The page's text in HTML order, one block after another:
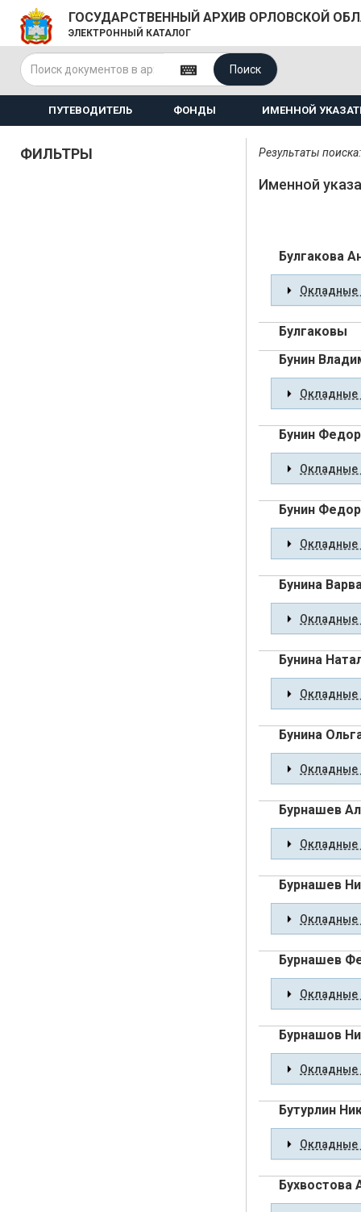
ГОСУДАРСТВЕННЫЙ АРХИВ ОРЛОВСКОЙ
ЭЛЕКТРОННЫЙ КАТАЛОГ
Поиск
ПУТЕВОДИТЕЛЬ ФОНДЫ ИМЕННОЙ
ФИЛЬТРЫ Результаты
Именной
Булгакова
Окладные
Булгаковы
Бунин
Окладные
Бунин
Окладные
Бунин
Окладные
Бунина
Окладные
Бунина
Окладные
Бунина
Окладные
Бурнашев
Окладные
Бурнашев
Окладные
Бурнашев
Окладные
Бурнашов
Окладные
Бутурлин
Окладные
Бухвостова